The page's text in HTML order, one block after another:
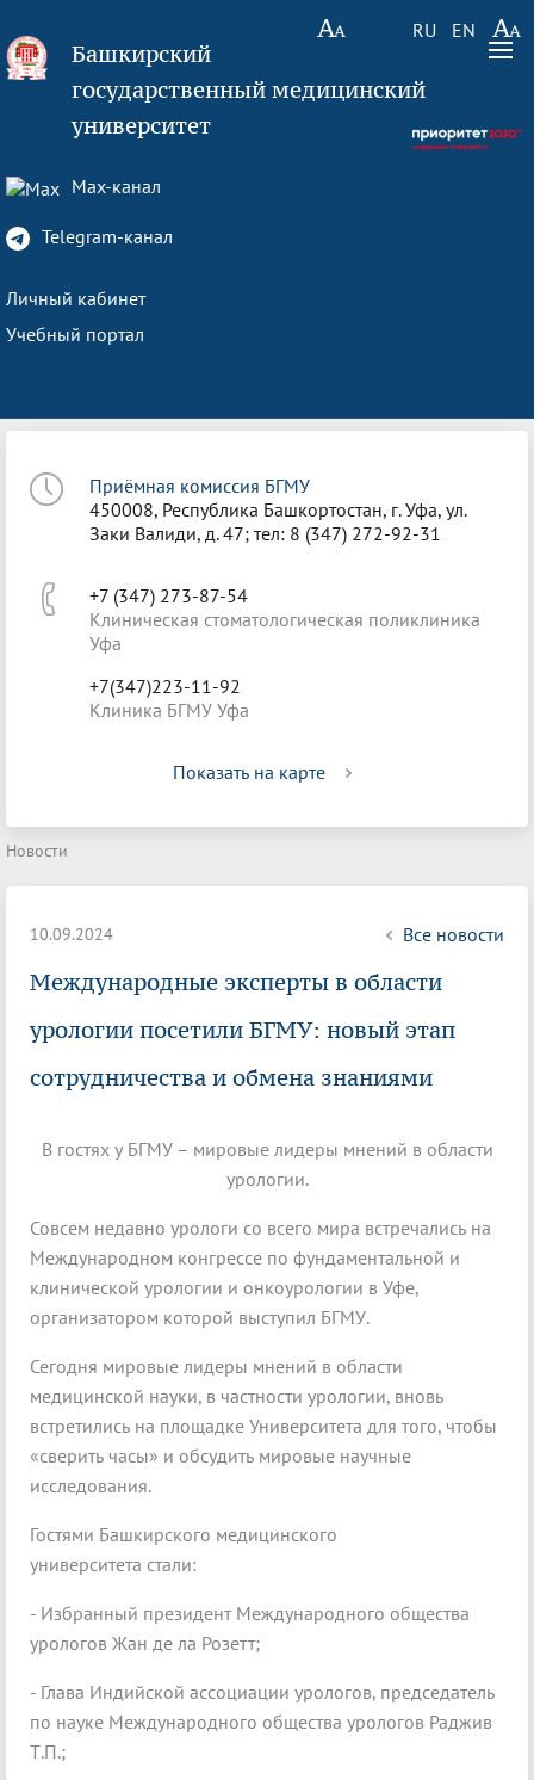
RU EN
Башкирский
государственный медицинский
университет
Max-канал
Telegram-канал
Личный кабинет
Учебный портал
Приёмная комиссия БГМУ
450008, Республика Башкортостан, г. Уфа, ул.
Заки Валиди, д. 47; тел: 8 (347) 272-92-31
+7 (347) 273-87-54
Клиническая стоматологическая поликлиника
Уфа
+7(347)223-11-92
Клиника БГМУ Уфа
Показать на карте
Новости
10.09.2024 Все новости
Международные эксперты в области
урологии посетили БГМУ: новый этап
сотрудничества и обмена знаниями
В гостях у БГМУ – мировые лидеры мнений в области
урологии.
Совсем недавно урологи со всего мира встречались на
Международном конгрессе по фундаментальной и
клинической урологии и онкоурологии в Уфе,
организатором которой выступил БГМУ.
Сегодня мировые лидеры мнений в области
медицинской науки, в частности урологии, вновь
встретились на площадке Университета для того, чтобы
«сверить часы» и обсудить мировые научные
исследования.
Гостями Башкирского медицинского
университета стали:
- Избранный президент Международного общества
урологов Жан де ла Розетт;
- Глава Индийской ассоциации урологов, председатель
по науке Международного общества урологов Раджив
Т.П.;